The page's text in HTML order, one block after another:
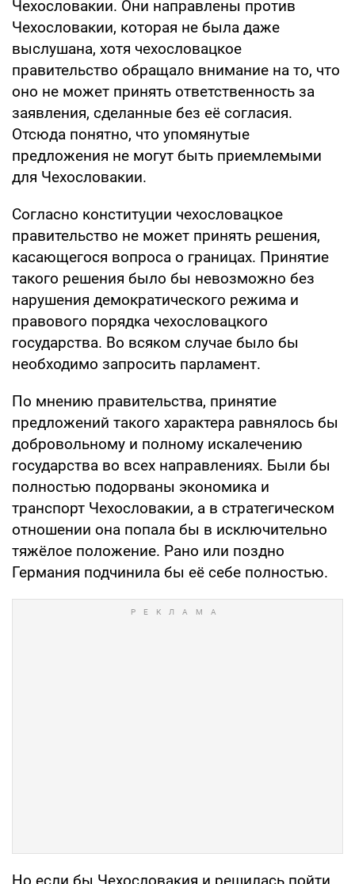
Чехословакии. Они направлены против
Чехословакии, которая не была даже
выслушана, хотя чехословацкое
правительство обращало внимание на то, что
оно не может принять ответственность за
заявления, сделанные без её согласия.
Отсюда понятно, что упомянутые
предложения не могут быть приемлемыми
для Чехословакии.
Согласно конституции чехословацкое
правительство не может принять решения,
касающегося вопроса о границах. Принятие
такого решения было бы невозможно без
нарушения демократического режима и
правового порядка чехословацкого
государства. Во всяком случае было бы
необходимо запросить парламент.
По мнению правительства, принятие
предложений такого характера равнялось бы
добровольному и полному искалечению
государства во всех направлениях. Были бы
полностью подорваны экономика и
транспорт Чехословакии, а в стратегическом
отношении она попала бы в исключительно
тяжёлое положение. Рано или поздно
Германия подчинила бы её себе полностью.
Но если бы Чехословакия и решилась пойти